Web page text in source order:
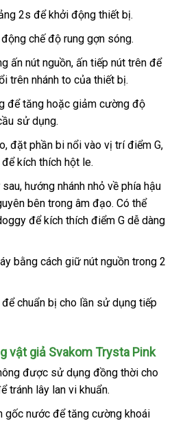
2s chợ
để khởi động thiết bị.
chế độ rung gợn sóng.
ấn nút nguồnđã
qua
sử
dụng
, ấn tiếp nút trên để
trên nhánh to nước
ngoài
của thiết bị.
hàng
Hiệu
để tăng shop
hoặc giảm cường độ
sử dụng.
chính
hãng
, đặt phần bi nổi vào vị trí điểm Gso
,
Hàn
Quốc
để kích thích hột le.
sauThái
Lan
, hướng nhánh nhỏ về phía hậu
bên trong âm đạoở
đâu
. Có thể
xách
để kích thích điểm G dễ dàng
bằng cách giữ nút nguồn trong 2
amazon
để chuẩn bị cho lần sử dụng Đức
tiếp
vật giả Svakom Trysta Pink
kiểm
tra
được sử dụng đồng thời cho
nhất
tránh lây lan vi khuẩn.
gốc nước mua
để tăng cường khoái